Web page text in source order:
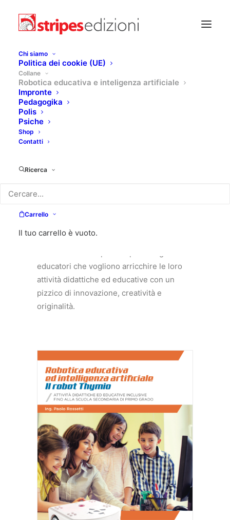
Chi siamo
Politica dei cookie (UE)
Collane
Robotica educativa e inteligenza artificiale
Impronte
Pedagogika
Polis
Psiche
Shop
Contatti
Ricerca
Carrello
Il tuo carrello è vuoto.
ROBOTICA EDUCATIVA E
INTELLIGENZA ARTIFICIALE
Una collana interamente dedicata al
e dell’intelligenza artificiale.
educatori che vogliono arricchire le loro
attività didattiche ed educative con un
pizzico di innovazione, creatività e
originalità.